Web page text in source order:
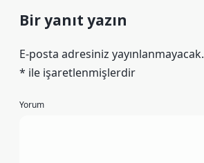
Bir yanıt yazın
E-posta adresiniz yayınlanmayacak.
* ile işaretlenmişlerdir
Yorum